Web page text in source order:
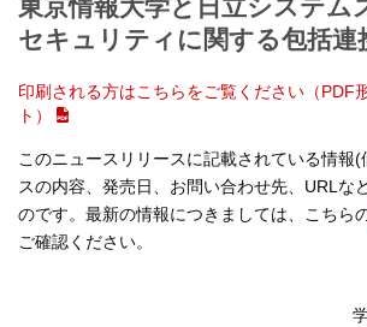
東京情報大学と日立システム
セキュリティに関する包括連
印刷される方はこちらをご覧ください（PDF
ト）
このニュースリリースに記載されている情報
スの内容、発売日、お問い合わせ先、URLな
のです。最新の情報につきましては、こちら
ご確認ください。